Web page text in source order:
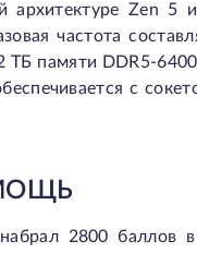
архитектуре Zen 5
частота
памяти DDR5-
с
2800 баллов